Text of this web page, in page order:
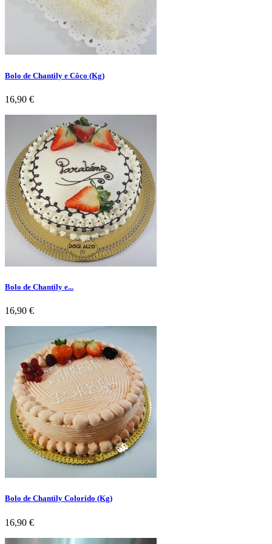
Bolo de Chantily e Côco (Kg)
Preço
16,90 €
Bolo de Chantily e...
Preço
16,90 €
Bolo de Chantily Colorido (Kg)
Preço
16,90 €